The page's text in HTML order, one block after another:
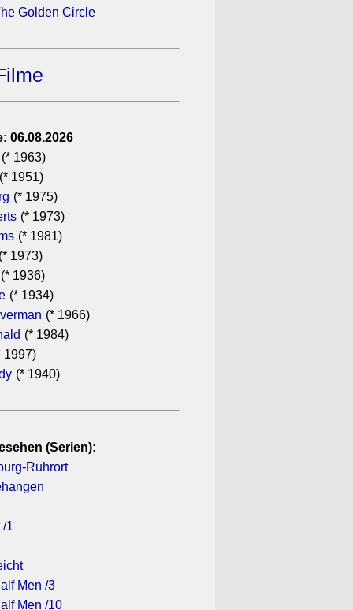
Golden Circle
06.08.2026
(* 1963)
(* 1951)
(* 1975)
(* 1973)
(* 1981)
(* 1973)
(* 1936)
(* 1934)
(* 1966)
(* 1984)
1997)
(* 1940)
(Serien):
Ruhrort
/1
Men /3
Men /10